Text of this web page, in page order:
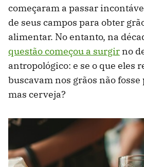
começaram a passar
de seus campos para obter
alimentar. No entanto, na
questão começou a surgir no
antropológico: e se o que eles
buscavam nos grãos não
mas cerveja?